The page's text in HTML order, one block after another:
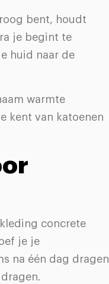
bent, houdt
je begint te
huid naar de
warmte
kent van katoenen
concrete
je je
na één dag dragen